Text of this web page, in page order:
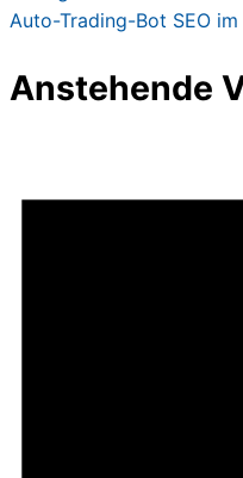
Auto-Trading-Bot SEO
Anstehende